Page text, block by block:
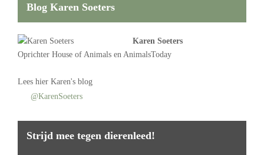
Blog Karen Soeters
Karen Soeters
Oprichter House of Animals en AnimalsToday
Lees hier Karen's blog
@KarenSoeters
Strijd mee tegen dierenleed!